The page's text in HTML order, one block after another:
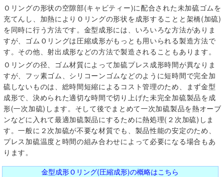
Ｏリングの形状の空隙部(キャビティー)に配合された未加硫ゴムを
充てんし、加熱によりＯリングの形状を成形することと架橋(加硫)
を同時に行う方法です。金型成形には、いろいろな方法がありま
すが、ゴムＯリングは圧縮成形がもっとも用いられる製造方法で
す。その他、射出成形などの方法で製造されることもあります。
Ｏリングの径、ゴム材質によって加硫プレス成形時間が異なりま
すが、フッ素ゴム、シリコーンゴムなどのように短時間で完全加
硫しないものは、総時間短縮によるコスト管理のため、まず金型
成形で、決められた適切な時間で切り上げた未完全加硫製品を成
形(一次加硫)します。そして後でまとめて一次加硫製品を熱オーブ
ンなどに入れて最適加硫製品にするために熱処理(２次加硫)しま
す。一般に２次加硫が不要な材質でも、製品性能の安定のため、
プレス加硫温度と時間の組み合わせによって必要になる場合もあ
ります。
金型成形Ｏリング(圧縮成形)の概略はこちら